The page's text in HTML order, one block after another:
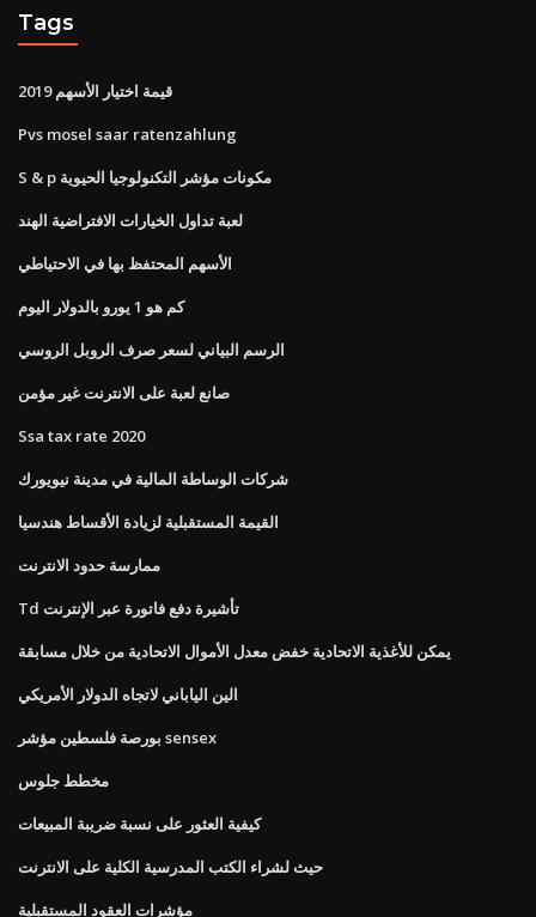
Tags
قيمة اختيار الأسهم 2019
Pvs mosel saar ratenzahlung
S & p مكونات مؤشر التكنولوجيا الحيوية
لعبة تداول الخيارات الافتراضية الهند
الأسهم المحتفظ بها في الاحتياطي
كم هو 1 يورو بالدولار اليوم
الرسم البياني لسعر صرف الروبل الروسي
صانع لعبة على الانترنت غير مؤمن
Ssa tax rate 2020
شركات الوساطة المالية في مدينة نيويورك
القيمة المستقبلية لزيادة الأقساط هندسيا
ممارسة حدود الانترنت
Td تأشيرة دفع فاتورة عبر الإنترنت
يمكن للأغذية الاتحادية خفض معدل الأموال الاتحادية من خلال مسابقة
الين الياباني لاتجاه الدولار الأمريكي
بورصة فلسطين مؤشر sensex
مخطط جلوس
كيفية العثور على نسبة ضريبة المبيعات
حيث لشراء الكتب المدرسية الكلية على الانترنت
مؤشرات العقود المستقبلية